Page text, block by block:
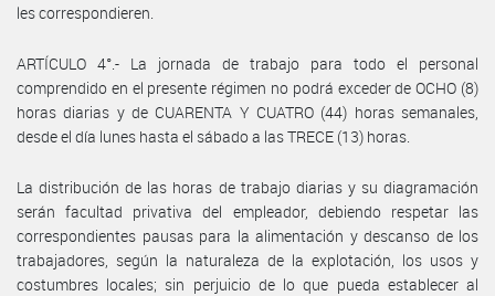
les correspondieren.
ARTÍCULO 4°.- La jornada de trabajo para todo el personal
comprendido en el presente régimen no podrá exceder de OCHO (8)
horas diarias y de CUARENTA Y CUATRO (44) horas semanales,
desde el día lunes hasta el sábado a las TRECE (13) horas.
La distribución de las horas de trabajo diarias y su diagramación
serán facultad privativa del empleador, debiendo respetar las
correspondientes pausas para la alimentación y descanso de los
trabajadores, según la naturaleza de la explotación, los usos y
costumbres locales; sin perjuicio de lo que pueda establecer al